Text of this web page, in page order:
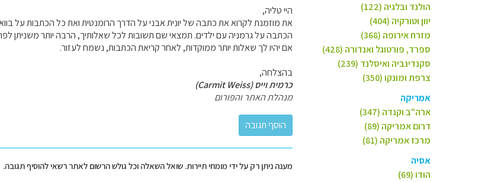
הולנד ובלגיה (122)
יוון וטורקיה (404)
מזרח אירופה (368)
ספרד, פורטוגל ואנדורה (428)
סקנדינביה ואיסלנד (239)
צרפת ומונקו (350)
אמריקה
ארה"ב וקנדה (347)
דרום אמריקה (89)
מרכז אמריקה (81)
אסיה
הודו (69)
היי טליה,
את מוזמנת לקרוא את כתבה של יונית אבני על הדרך הרומנטית ואת כל הכתבות על
הכתבה על גרמניה עם ילדים. תמצאי שם תשובות לכל שאלותיך, הרבה יותר משניתן
אם יהיו לך שאלות יותר ממוקדות, לאחר קריאת הכתבות, נשמח לעזור.
בהצלחה,
כרמית וייס (Carmit Weiss)
מנהלת האתר והפורום
מענה ניתן רק על ידי מומחי תיירות. שואל השאלה וכל גולש הרשום לאתר רשאי להוסיף תגובה.